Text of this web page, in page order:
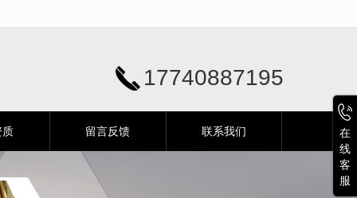
17740887195
质 留言反馈 联系我们
在
线
客
服